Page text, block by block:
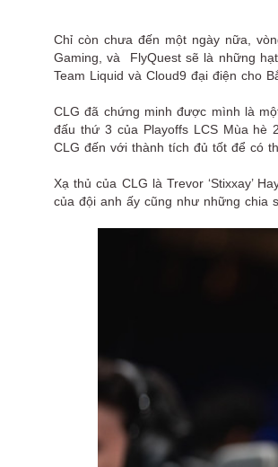
Chỉ còn chưa đến một ngày nữa,
Gaming, và FlyQuest sẽ là những
Team Liquid và Cloud9 đại điện cho
CLG đã chứng minh được mình là
đấu thứ 3 của Playoffs LCS Mùa
CLG đến với thành tích đủ tốt để có
Xạ thủ của CLG là Trevor ‘Stixxay’
của đội anh ấy cũng như những chia